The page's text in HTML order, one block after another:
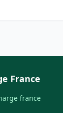
France
france